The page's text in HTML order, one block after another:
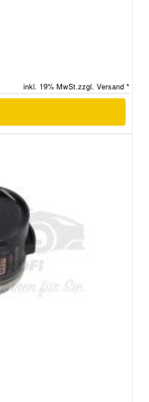
inkl. 19% MwSt.zzgl. Versand *